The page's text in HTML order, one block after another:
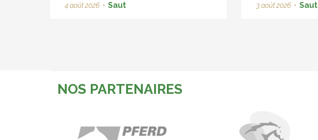
4 août 2026 • Saut 3 août 2026 • Saut
NOS PARTENAIRES